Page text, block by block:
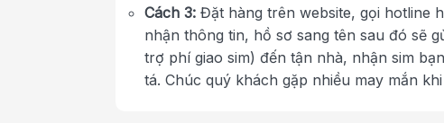
Cách 3: Đặt hàng trên website, gọi hotline
nhận thông tin, hồ sơ sang tên sau đó sẽ
trợ phí giao sim) đến tận nhà, nhận sim
tá. Chúc quý khách gặp nhiều may mắn